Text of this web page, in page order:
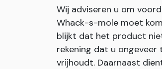
Wij adviseren u om
Whack-s-mole moet
blijkt dat het product
rekening dat u
vrijhoudt. Daarnaast